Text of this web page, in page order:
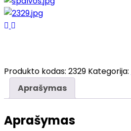
Produkto kodas: 2329 Kategorija:
Aprašymas
Aprašymas